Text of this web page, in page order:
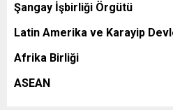
Şangay İşbirliği Örgütü
Latin Amerika ve Karayip
Afrika Birliği
ASEAN